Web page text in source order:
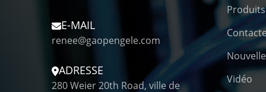
E-MAIL
renee@gaopengele.com
ADRESSE
280 Weier 20th Road, ville de
Produits
Vidéo